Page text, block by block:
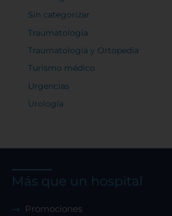
Sin categorizar
Traumatología
Traumatología y Ortopedia
Turismo médico
Urgencias
Urología
Más que un hospital
Promociones